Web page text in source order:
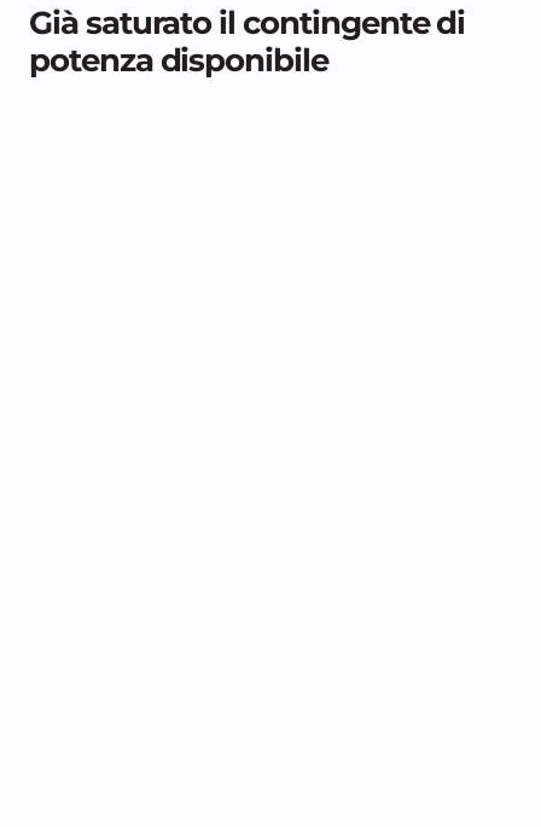
Già saturato il contingente di
potenza disponibile